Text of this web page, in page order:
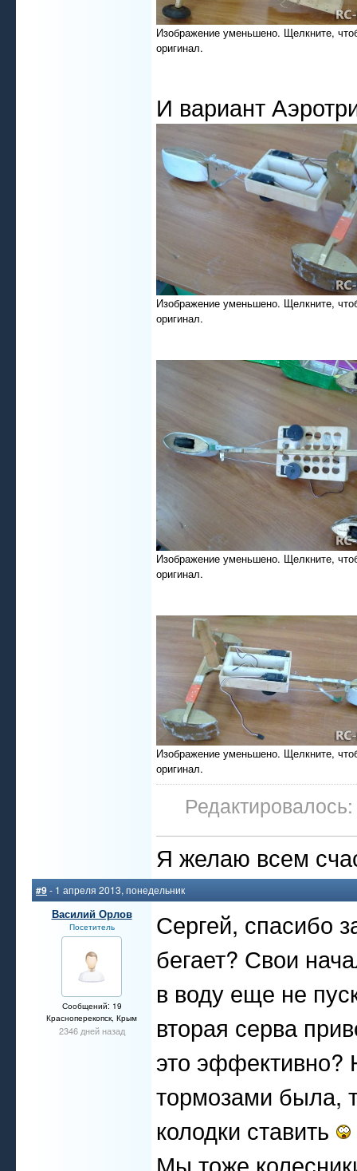
Изображение уменьшено. Щелкните,
оригинал.
И вариант
Изображение уменьшено. Щелкните,
оригинал.
Изображение уменьшено. Щелкните,
оригинал.
Изображение уменьшено. Щелкните,
оригинал.
Я желаю всем
#9- 1 апреля 2013, понедельник
Василий Орлов
Посетитель
Сообщений: 19
Красноперекопск, Крым
2346 дней назад
Сергей, спасибо
бегает? Свои
в воду еще не
вторая серва
это эффективно?
тормозами была,
колодки ставить
Мы тоже